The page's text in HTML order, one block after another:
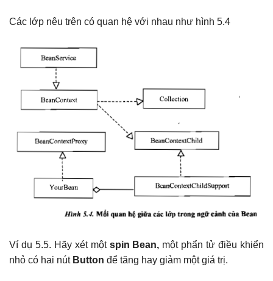
Các lớp nêu trên có quan hệ với nhau như hình 5.4
Ví dụ 5.5. Hãy xét một spin Bean, một phẩn tử điều khiển
nhỏ có hai nút Button để tăng hay giảm một giá trị.